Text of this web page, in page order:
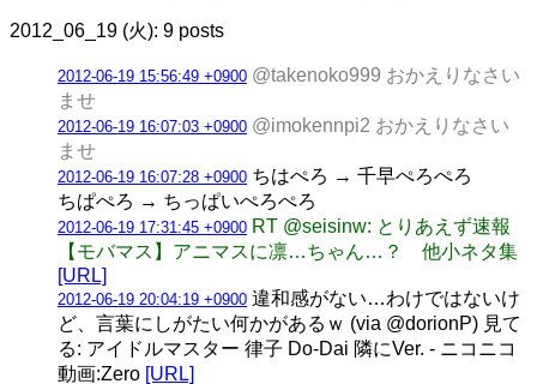
2012_06_19 (火): 9 posts
2012-06-19 15:56:49 +0900 @takenoko999 おかえりなさい
ませ
2012-06-19 16:07:03 +0900 @imokennpi2 おかえりなさい
ませ
2012-06-19 16:07:28 +0900 ちはぺろ → 千早ぺろぺろ
ちぱぺろ → ちっぱいぺろぺろ
2012-06-19 17:31:45 +0900 RT @seisinw: とりあえず速報
【モバマス】アニマスに凛…ちゃん…？ 他小ネタ集
[URL]
2012-06-19 20:04:19 +0900 違和感がない…わけではないけ
ど、言葉にしがたい何かがあるｗ (via @dorionP) 見て
る: アイドルマスター 律子 Do-Dai 隣にVer. - ニコニコ
動画:Zero [URL]